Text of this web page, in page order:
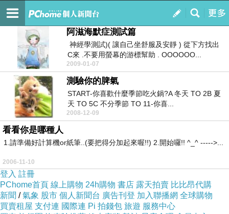
我的
訂閱
流浪的戀人
阿滋海默症測試篇
神經學測試)( 讓自己坐舒服及安靜 ) 從下方找出
C來 .不要用螢幕的游標幫助 . OOOOOO...
2009-01-07
測驗你的脾氣
START-你喜歡什麼季節吃火鍋?A 冬天 TO 2B 夏
天 TO 5C 不分季節 TO 11-你喜...
2008-12-09
看看你是哪種人
1.請準備好計算機or紙筆..(要把得分加起來喔!!) 2.開始囉!! ^_^ ----->...
2006-11-10
登入 註冊
PChome首頁 線上購物 24h購物 書店 露天拍賣 比比昂代購
新聞 /氣象 股市 個人新聞台 廣告刊登 加入聯播網 全球購物
買賣租屋 支付連 國際連 Pi 拍錢包 旅遊 服務中心